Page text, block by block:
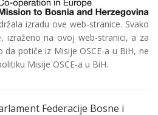
izradu ove web-stranice. Svako
izraženo na ovoj web-stranici, a za
potiče iz Misije OSCE-a u BiH, ne
Misije OSCE-a u BiH.
Federacije Bosne i